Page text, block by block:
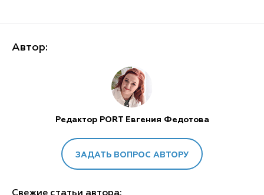
Автор:
Редактор PORT Евгения Федотова
ЗАДАТЬ ВОПРОС АВТОРУ